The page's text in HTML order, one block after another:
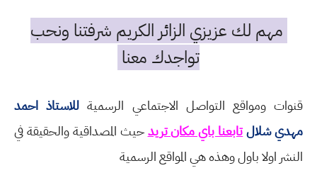
مهم لك عزيزي الزائر الكريم شرفتنا ونحب
تواجدك معنا
قنوات ومواقع التواصل الاجتماعي الرسمية للاستاذ احمد
مهدي شلالتابعنا باي مكان تريدحيث المصداقية والحقيقة في
النشر اولا باول وهذه هي المواقع الرسمية